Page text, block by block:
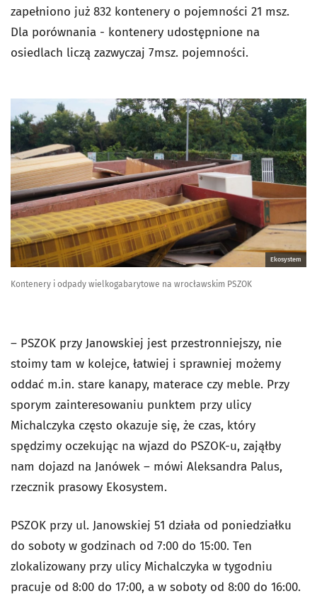
zapełniono już 832 kontenery o pojemności 21 msz.
Dla porównania - kontenery udostępnione na
osiedlach liczą zazwyczaj 7msz. pojemności.
Ekosystem
Kontenery i odpady wielkogabarytowe na wrocławskim PSZOK
– PSZOK przy Janowskiej jest przestronniejszy, nie
stoimy tam w kolejce, łatwiej i sprawniej możemy
oddać m.in. stare kanapy, materace czy meble. Przy
sporym zainteresowaniu punktem przy ulicy
Michalczyka często okazuje się, że czas, który
spędzimy oczekując na wjazd do PSZOK-u, zająłby
nam dojazd na Janówek – mówi Aleksandra Palus,
rzecznik prasowy Ekosystem.
PSZOK przy ul. Janowskiej 51 działa od poniedziałku
do soboty w godzinach od 7:00 do 15:00. Ten
zlokalizowany przy ulicy Michalczyka w tygodniu
pracuje od 8:00 do 17:00, a w soboty od 8:00 do 16:00.